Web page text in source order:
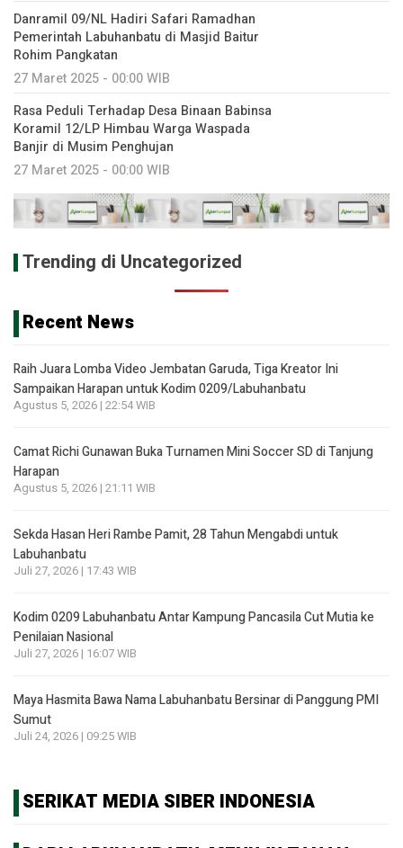
Danramil 09/NL Hadiri Safari Ramadhan
Pemerintah Labuhanbatu di Masjid Baitur
Rohim Pangkatan
27 Maret 2025 - 00:00 WIB
Rasa Peduli Terhadap Desa Binaan Babinsa
Koramil 12/LP Himbau Warga Waspada
Banjir di Musim Penghujan
27 Maret 2025 - 00:00 WIB
Trending di Uncategorized
Recent News
Raih Juara Lomba Video Jembatan Garuda, Tiga Kreator Ini
Sampaikan Harapan untuk Kodim 0209/Labuhanbatu
Agustus 5, 2026 | 22:54 WIB
Camat Richi Gunawan Buka Turnamen Mini Soccer SD di Tanjung
Harapan
Agustus 5, 2026 | 21:11 WIB
Sekda Hasan Heri Rambe Pamit, 28 Tahun Mengabdi untuk
Labuhanbatu
Juli 27, 2026 | 17:43 WIB
Kodim 0209 Labuhanbatu Antar Kampung Pancasila Cut Mutia ke
Penilaian Nasional
Juli 27, 2026 | 16:07 WIB
Maya Hasmita Bawa Nama Labuhanbatu Bersinar di Panggung PMI
Sumut
Juli 24, 2026 | 09:25 WIB
SERIKAT MEDIA SIBER INDONESIA